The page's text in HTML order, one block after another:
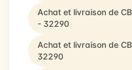
Achat et livraison de
- 32290
Achat et livraison de
32290